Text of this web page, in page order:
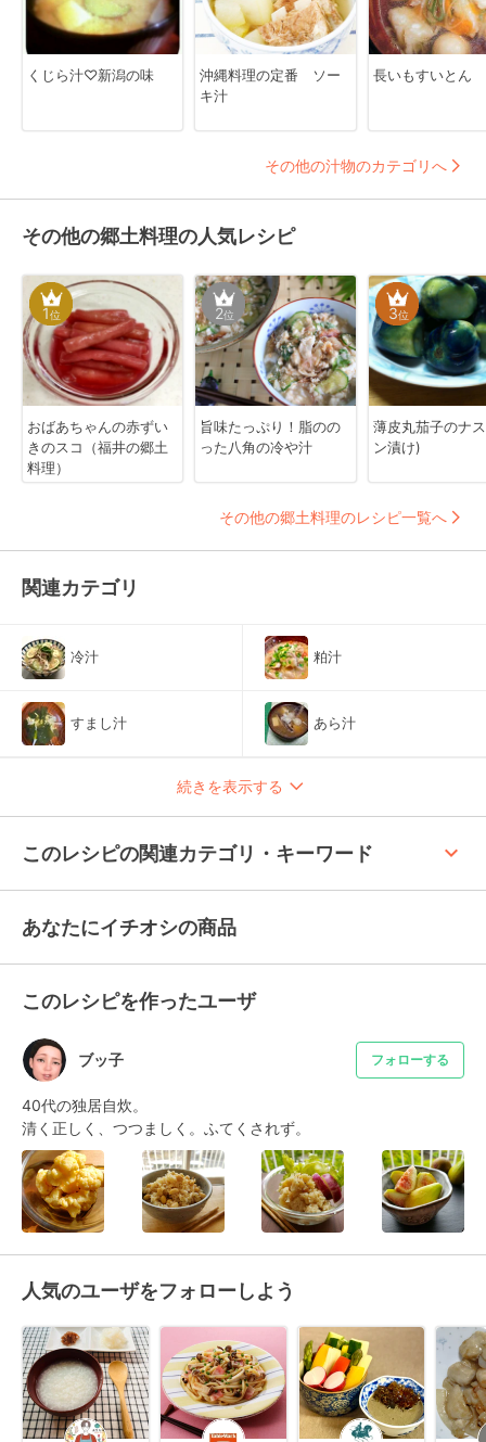
くじら汁♡新潟の味
沖縄料理の定番 ソー
キ汁
長いもすいとん
その他の汁物のカテゴリへ
その他の郷土料理の人気レシピ
1位
おばあちゃんの赤ずい
きのスコ（福井の郷土
料理）
2位
旨味たっぷり！脂のの
った八角の冷や汁
3位
薄皮丸茄子のナ
ン漬け)
その他の郷土料理のレシピ一覧へ
関連カテゴリ
冷汁 粕汁
すまし汁 あら汁
続きを表示する
このレシピの関連カテゴリ・キーワード keyboard_arrow_up
あなたにイチオシの商品
このレシピを作ったユーザ
ブッ子 フォローする
40代の独居自炊。
清く正しく、つつましく。ふてくされず。
人気のユーザをフォローしよう